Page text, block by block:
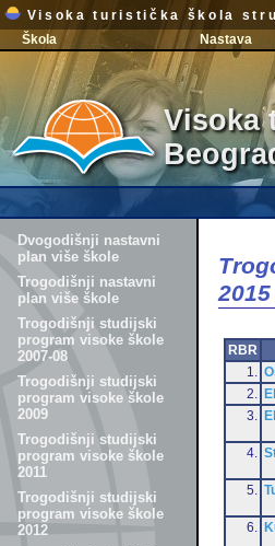
Visoka turistička škola
Škola
Nastava
Visoka
Dvogodišnji nastavni
plan više škole
Trogodišnji nastavni
plan više škole
Trogodišnji studijski
program visoke škole
2007-08
Trogodišnji studijski
program visoke škole
2009
Trogodišnji studijski
program visoke škole
2011
Trogodišnji studijski
program visoke škole
2012
RBR
1.
2.
3.
4.
5.
6.